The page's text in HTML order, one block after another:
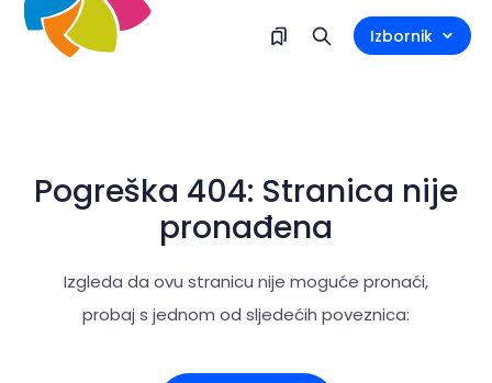
Izbornik
Pogreška 404: Stranica nije
pronađena
Izgleda da ovu stranicu nije moguće pronaći,
probaj s jednom od sljedećih poveznica: